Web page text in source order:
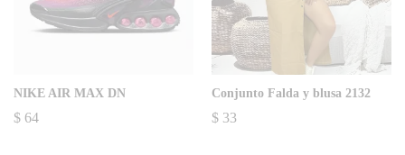
NIKE AIR MAX DN
$ 64
Conjunto Falda y blusa 2132
$ 33